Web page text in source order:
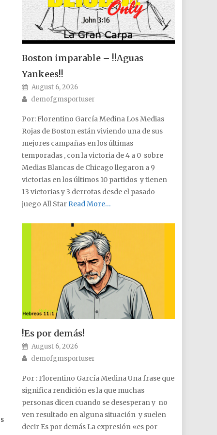
Boston imparable – !!Aguas
Yankees!!
Posted on
August 6, 2026
Author
demofgmsportuser
Por: Florentino García Medina Los Medias
Rojas de Boston están viviendo una de sus
mejores campañas en los últimas
temporadas , con la victoria de 4 a 0 sobre
Medias Blancas de Chicago llegaron a 9
victorias en los últimos 10 partidos y tienen
13 victorias y 3 derrotas desde el pasado
juego All Star Read More…
!Es por demás!
Posted on
August 6, 2026
Author
demofgmsportuser
Por : Florentino García Medina Una frase que
significa rendición es la que muchas
personas dicen cuando se desesperan y no
ven resultado en alguna situación y suelen
decir Es por demás La expresión «es por